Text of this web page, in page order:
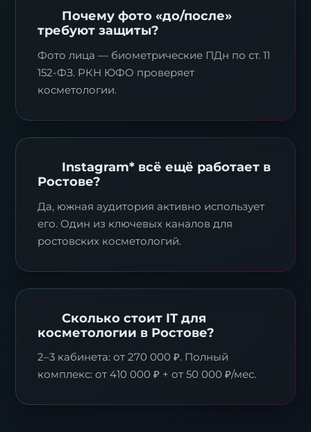
Почему фото «до/после»
требуют защиты?
Фото лица — биометрические ПДн по ст. 11
152-ФЗ. РКН ЮФО проверяет
косметологии.
Instagram* всё ещё работает в
Ростове?
Да, южная аудитория активно использует
его. Один из ключевых каналов для
ростовских косметологий.
Сколько стоит IT для
косметологии в Ростове?
2–3 кабинета: от 270 000 ₽. Полный
комплекс: от 410 000 ₽ + от 50 000 ₽/мес.